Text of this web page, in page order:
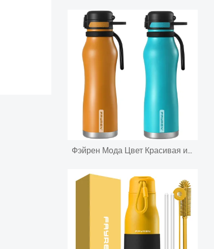
Фэйрен Мода Цвет Красивая изолированная металлическая бутылка для воды Термос с отскакивающей крышкой